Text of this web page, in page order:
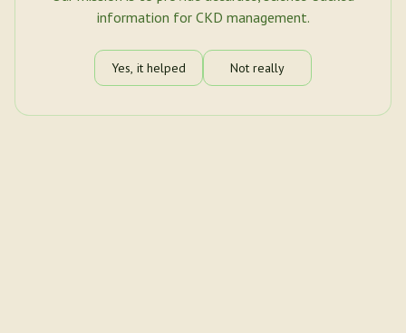
information for CKD management.
Yes, it helped Not really